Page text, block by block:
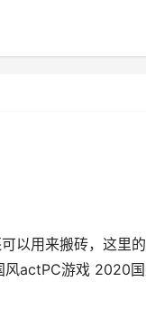
以用来搬砖，这里
风actPC游戏 2020